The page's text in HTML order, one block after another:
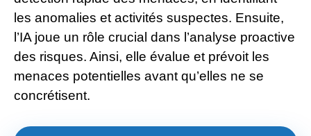
les anomalies et activités suspectes. Ensuite,
l’IA joue un rôle crucial dans l’analyse proactive
des risques. Ainsi, elle évalue et prévoit les
menaces potentielles avant qu’elles ne se
concrétisent.